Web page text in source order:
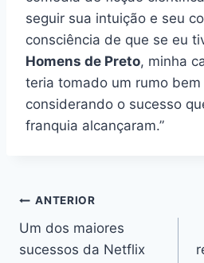
seguir sua intuição e seu
consciência de que se eu
Homens de Preto, minha
teria tomado um rumo
considerando o sucesso
franquia alcançaram.”
Navegação
de
ANTERIOR
Um dos maiores
sucessos da Netflix